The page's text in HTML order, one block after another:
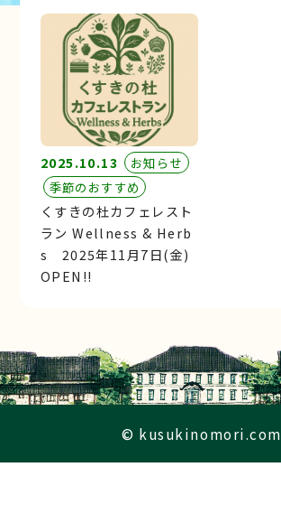
2025.10.13
お知らせ
季節のおすすめ
くすきの杜カフェレスト
ラン Wellness & Herb
s 2025年11月7日(金)
OPEN!!
© kusukinomori.com